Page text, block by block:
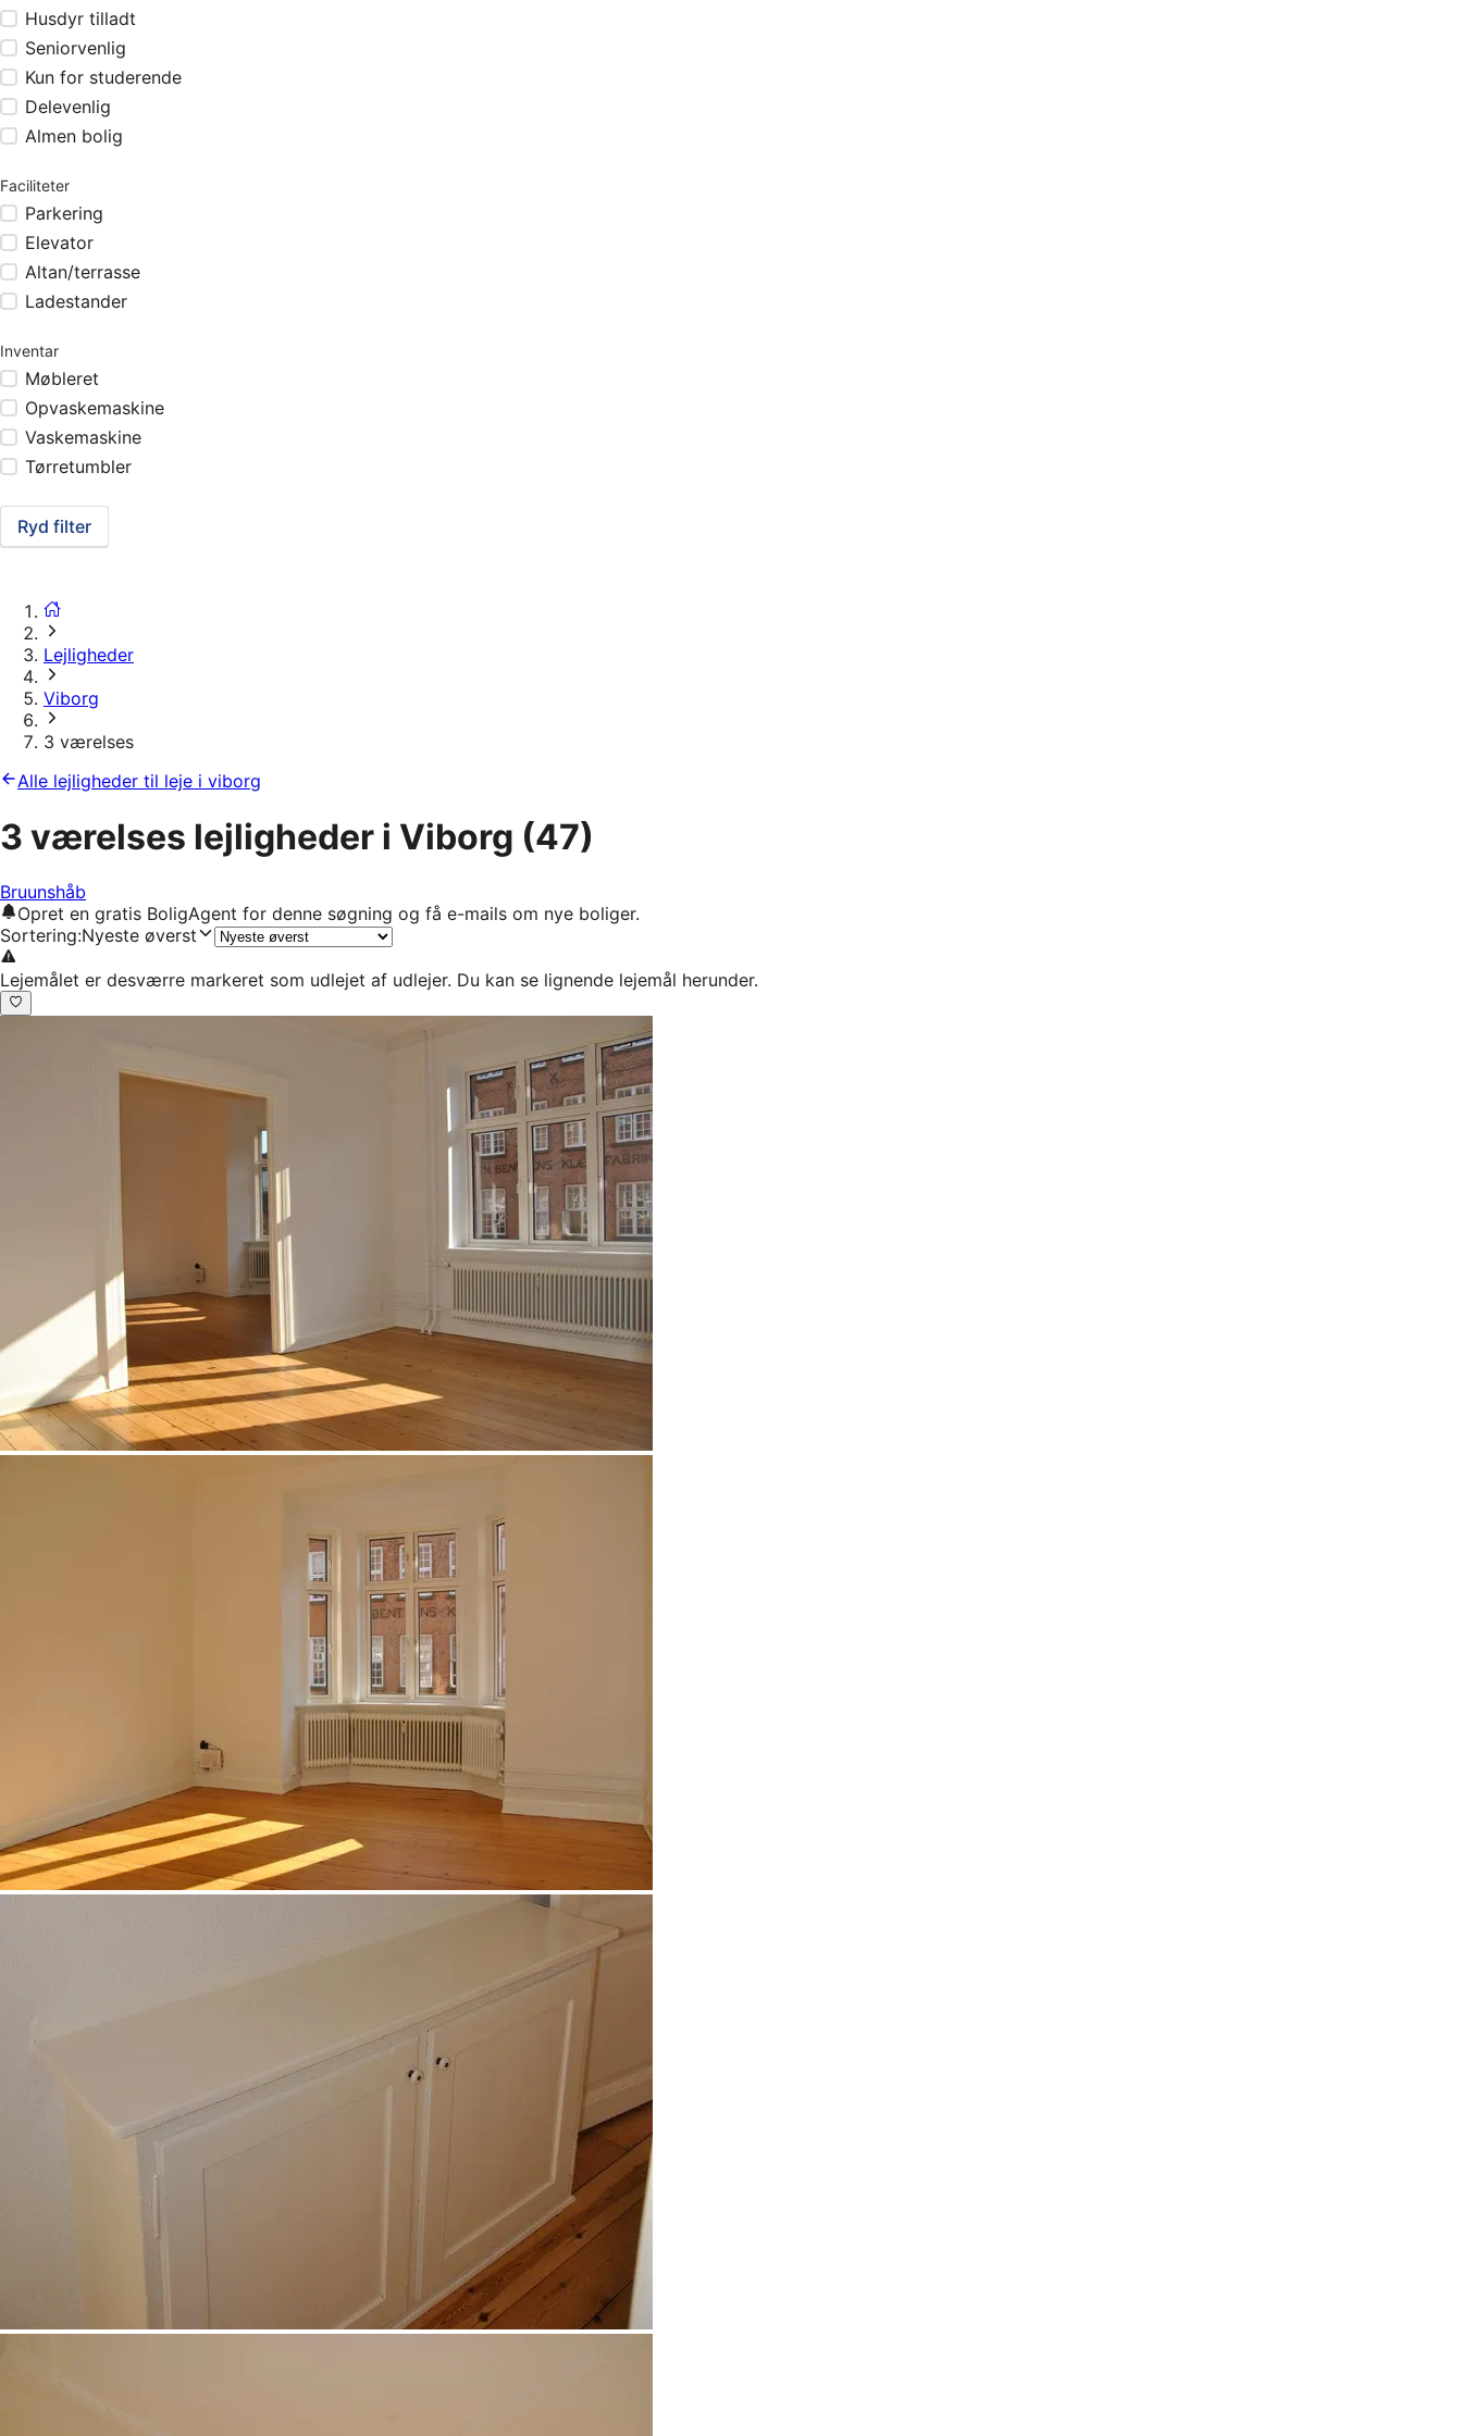
Husdyr tilladt
Seniorvenlig
Kun for studerende
Delevenlig
Almen bolig
Faciliteter
Parkering
Elevator
Altan/terrasse
Ladestander
Inventar
Møbleret
Opvaskemaskine
Vaskemaskine
Tørretumbler
Ryd filter
Lejligheder
Viborg
3 værelses
Alle lejligheder til leje i viborg
3 værelses lejligheder i Viborg (47)
Bruunshåb
Opret en gratis BoligAgent for denne søgning og få e-mails om nye boliger.
Sortering:Nyeste øverst
Lejemålet er desværre markeret som udlejet af udlejer. Du kan se lignende lejemål herunder.